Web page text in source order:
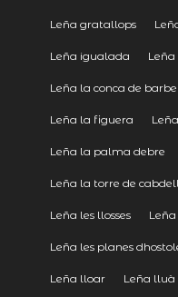
Leña gratallops
Leña igualada
Leña la conca de
Leña la figuera
Leña la palma debre
Leña la torre de
Leña les llosses
Leña les planes
Leña lloar Leña lluà